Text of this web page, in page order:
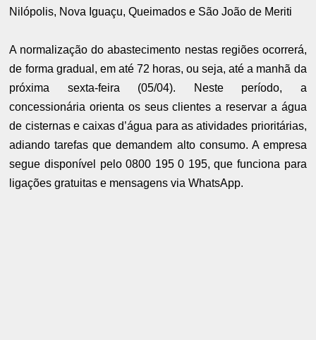
Nilópolis, Nova Iguaçu, Queimados e São João de Meriti
A normalização do abastecimento nestas regiões ocorrerá,
de forma gradual, em até 72 horas, ou seja, até a manhã da
próxima sexta-feira (05/04). Neste período, a
concessionária orienta os seus clientes a reservar a água
de cisternas e caixas d’água para as atividades prioritárias,
adiando tarefas que demandem alto consumo. A empresa
segue disponível pelo 0800 195 0 195, que funciona para
ligações gratuitas e mensagens via WhatsApp.